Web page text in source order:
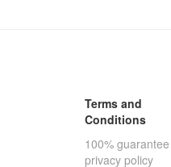
Terms and
Conditions
100% guarantee
privacy policy